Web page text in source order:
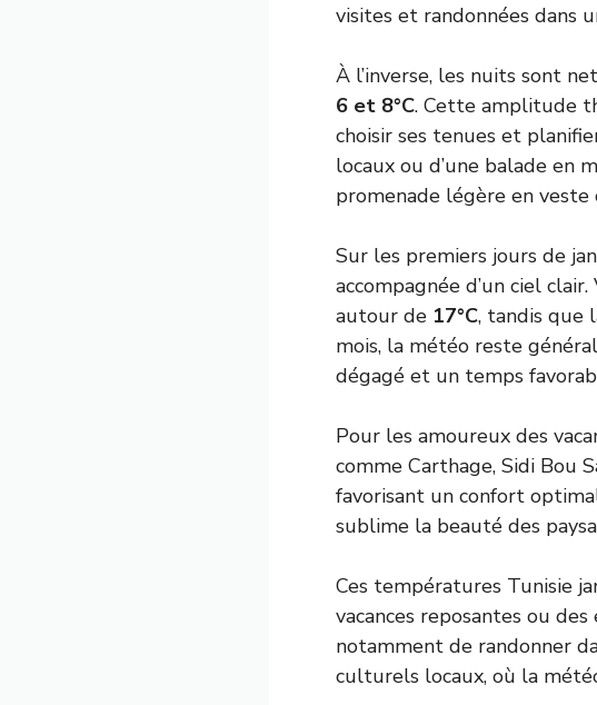
visites et randonnées dans
À l’inverse, les nuits sont
6 et 8°C. Cette amplitude
choisir ses tenues et
locaux ou d’une balade en
promenade légère en veste
Sur les premiers jours de
accompagnée d’un ciel
autour de 17°C, tandis que
mois, la météo reste
dégagé et un temps
Pour les amoureux des
comme Carthage, Sidi Bou
favorisant un confort
sublime la beauté des
Ces températures Tunisie
vacances reposantes ou
notamment de randonner
culturels locaux, où la